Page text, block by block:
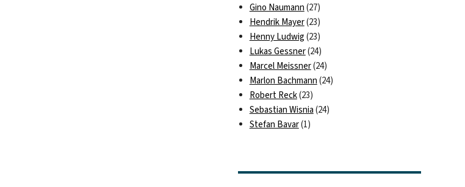
Gino Naumann (27)
Hendrik Mayer(23)
Henny Ludwig (23)
Lukas Gessner(24)
Marcel Meissner(24)
Marlon Bachmann (24)
Robert Reck(23)
Sebastian Wisnia (24)
Stefan Bavar(1)